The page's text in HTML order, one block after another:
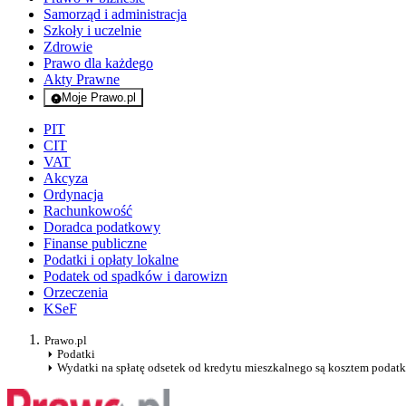
Samorząd i administracja
Szkoły i uczelnie
Zdrowie
Prawo dla każdego
Akty Prawne
Moje Prawo.pl
- rejestracja i logowanie do serwisu
PIT
CIT
VAT
Akcyza
Ordynacja
Rachunkowość
Doradca podatkowy
Finanse publiczne
Podatki i opłaty lokalne
Podatek od spadków i darowizn
Orzeczenia
KSeF
Prawo.pl
Podatki
Wydatki na spłatę odsetek od kredytu mieszkalnego są kosztem